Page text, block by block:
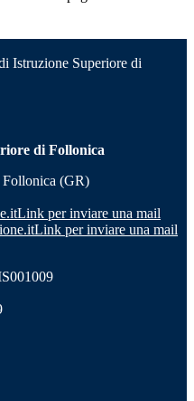
Istruzione Superiore di
di Follonica
Follonica (GR)
Link per inviare una mail
Link per inviare una mail